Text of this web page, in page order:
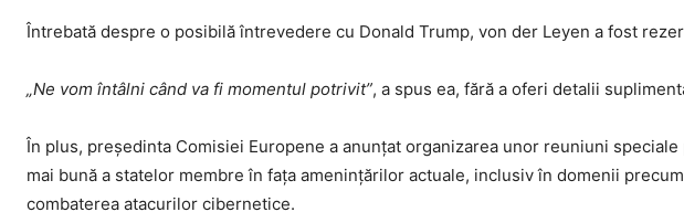
Întrebată despre o posibilă întrevedere cu Donald Trump, von der Leyen a fost
„Ne vom întâlni când va fi momentul potrivit”, a spus ea, fără a oferi detalii
În plus, președinta Comisiei Europene a anunțat organizarea unor reuniuni
mai bună a statelor membre în fața amenințărilor actuale, inclusiv în domenii
combaterea atacurilor cibernetice.